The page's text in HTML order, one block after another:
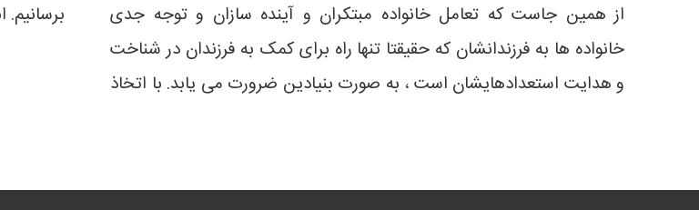
از همین جاست که تعامل خانواده مبتکران و آینده سازان و توجه جدی
خانواده ها به فرزندانشان که حقیقتا تنها راه برای کمک به فرزندان در شناخت
و هدایت استعدادهایشان است ، به صورت بنیادین ضرورت می یابد. با اتخاذ
برسانیم.